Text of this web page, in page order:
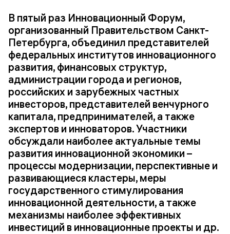
В пятый раз Инновационный Форум,
организованный Правительством Санкт-
Петербурга, объединил представителей
федеральных институтов инновационного
развития, финансовых структур,
администрации города и регионов,
российских и зарубежных частных
инвесторов, представителей венчурного
капитала, предпринимателей, а также
экспертов и инноваторов. Участники
обсуждали наиболее актуальные темы
развития инновационной экономики –
процессы модернизации, перспективные и
развивающиеся кластеры, меры
государственного стимулирования
инновационной деятельности, а также
механизмы наиболее эффективных
инвестиций в инновационные проекты и др.